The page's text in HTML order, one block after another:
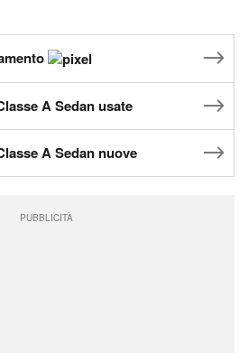
A Sedan usate
A Sedan nuove
PUBBLICITÀ